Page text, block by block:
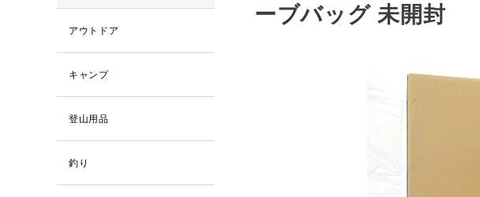
ーブバッグ 未開封
アウトドア
キャンプ
登山用品
釣り